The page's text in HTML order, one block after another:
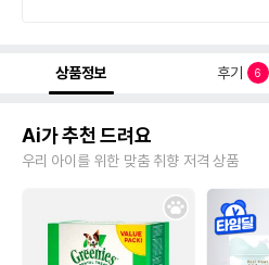
상품정보 후기 6
Ai가 추천 드려요
우리 아이를 위한 맞춤 취향 저격 상품